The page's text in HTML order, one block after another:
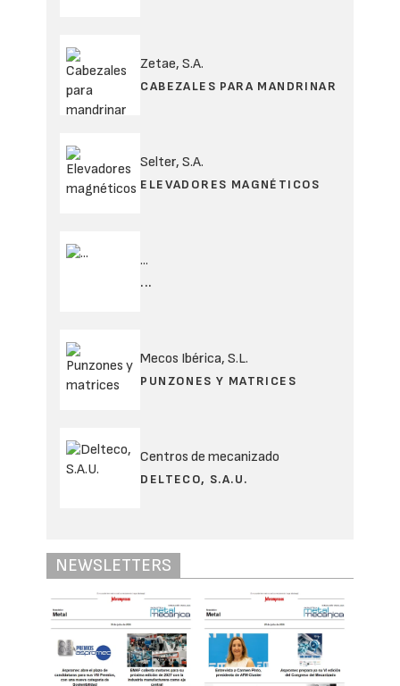
Zetae, S.A.
CABEZALES PARA MANDRINAR
Selter, S.A.
ELEVADORES MAGNÉTICOS
...
...
Mecos Ibérica, S.L.
PUNZONES Y MATRICES
Centros de mecanizado
DELTECO, S.A.U.
NEWSLETTERS